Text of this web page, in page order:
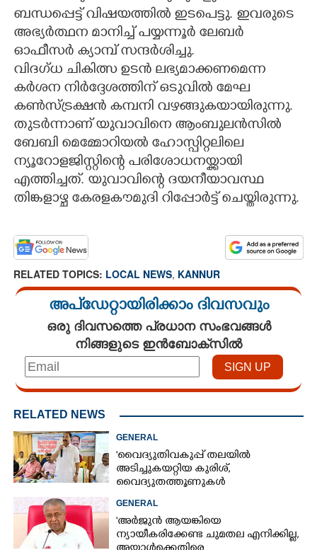
CONTACT US
ബന്ധപ്പെട്ട് വിഷയത്തിൽ ഇടപെട്ടു. ഇവരുടെ
അഭ്യർത്ഥന മാനിച്ച് പയ്യന്നൂർ ലേബർ
ഓഫീസർ ക്യാമ്പ് സന്ദർശിച്ചു.
വിദഗ്ധ ചികിത്സ ഉടൻ ലഭ്യമാക്കണമെന്ന
കർശന നിർദ്ദേശത്തിന് ഒടുവിൽ മേഘ
കൺസ്ട്രക്ഷൻ കമ്പനി വഴങ്ങുകയായിരുന്നു.
തുടർന്നാണ് യുവാവിനെ ആംബുലൻസിൽ
ബേബി മെമ്മോറിയൽ ഹോസ്പിറ്റലിലെ
ന്യൂറോളജിസ്റ്റിന്റെ പരിശോധനയ്ക്കായി
എത്തിച്ചത്. യുവാവിന്റെ ദയനീയാവസ്ഥ
തിങ്കളാഴ്ച കേരളകൗമുദി റിപ്പോർട്ട് ചെയ്തിരുന്നു.
RELATED TOPICS: LOCAL NEWS, KANNUR
അപ്ഡേറ്റായിരിക്കാം ദിവസവും
ഒരു ദിവസത്തെ പ്രധാന സംഭവങ്ങൾ
നിങ്ങളുടെ ഇൻബോക്സിൽ
RELATED NEWS
GENERAL
'വൈദ്യുതിവകുപ്പ് തലയിൽ
അടിച്ചുകയറ്റിയ കുരിശ്‌,
വൈദ്യുതത്തൂണുകൾ
പൊട്ടിവീണാൽപോലും മന്ത്രിയെ
വിളിക്കുന്ന കാലമാണിത്'
GENERAL
'അർജുൻ ആയങ്കിയെ
ന്യായീകരിക്കേണ്ട ചുമതല എനിക്കില്ല,